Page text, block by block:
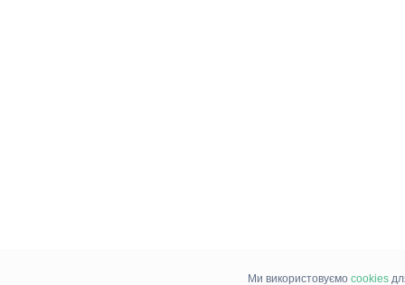
Ми використовуємо cookies